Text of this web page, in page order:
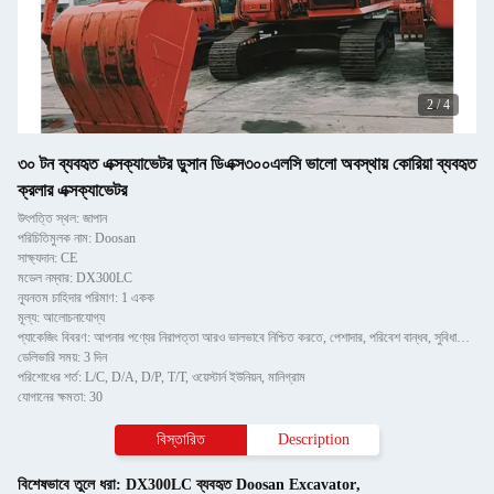
2/4
৩০ টন ব্যবহৃত এক্সক্যাভেটর ডুসান ডিএক্স৩০০এলসি ভালো অবস্থায় কোরিয়া ব্যবহৃত
ক্রলার এক্সক্যাভেটর
উৎপত্তি স্থল: জাপান
পরিচিতিমুলক নাম: Doosan
সাক্ষ্যদান: CE
মডেল নম্বার: DX300LC
ন্যূনতম চাহিদার পরিমাণ: 1 একক
মূল্য: আলোচনাযোগ্য
প্যাকেজিং বিবরণ: আপনার পণ্যের নিরাপত্তা আরও ভালভাবে নিশ্চিত করতে, পেশাদার, পরিবেশ বান্ধব, সুবিধাজনক এবং দক্ষ প্যাকেজি
ডেলিভারি সময়: 3 দিন
পরিশোধের শর্ত: L/C, D/A, D/P, T/T, ওয়েস্টার্ন ইউনিয়ন, মানিগ্রাম
যোগানের ক্ষমতা: 30
বিস্তারিত Description
বিশেষভাবে তুলে ধরা: DX300LC ব্যবহৃত Doosan Excavator,